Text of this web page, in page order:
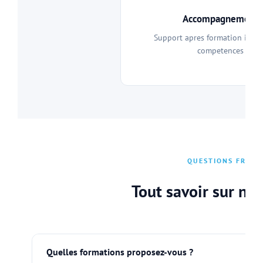
Accompagnement
Support apres formation
competences
QUESTIONS
Tout savoir sur
Quelles formations proposez-vous ?